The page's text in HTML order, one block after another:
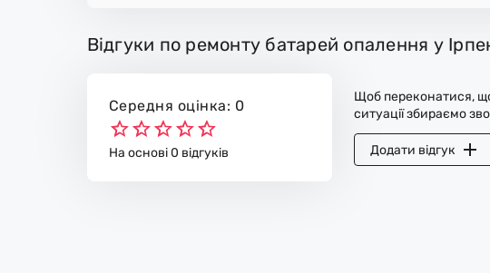
Відгуки по ремонту батарей опалення у
Середня оцінка: 0
На основі 0 відгуків
Щоб переконатися,
ситуації збираємо
Додати відгук